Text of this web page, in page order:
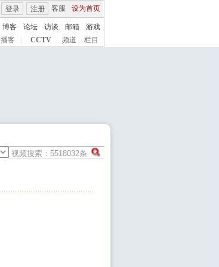
客服 设为首页
登录 注册
博客 论坛 访谈 邮箱
游戏
播客 CCTV 频道 栏目